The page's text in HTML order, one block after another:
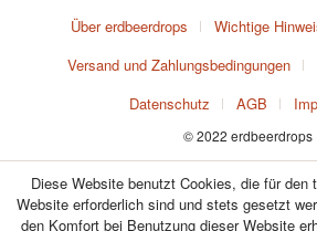
Über erdbeerdrops
Wichtige
Versand und Zahlungsbedingungen
Datenschutz
AGB
© 2022 erdbeerdrops
Diese Website benutzt Cookies, die für den
Website erforderlich sind und stets gesetzt
den Komfort bei Benutzung dieser Website